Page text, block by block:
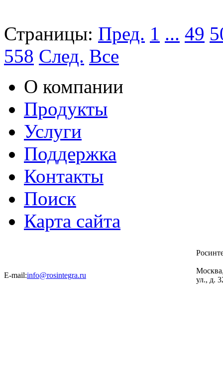
Страницы: Пред. 1 ... 49
558 След. Все
О компании
Продукты
Услуги
Поддержка
Контакты
Поиск
Карта сайта
E-mail:info@rosintegra.ru
ул., д.